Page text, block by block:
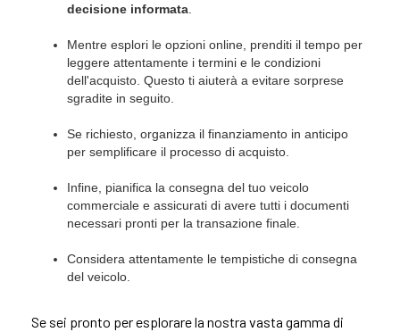
decisione informata
Mentre esplori le opzioni online, prenditi il tempo per
leggere attentamente i termini e le condizioni
dell'acquisto. Questo ti aiuterà a evitare sorprese
sgradite in seguito.
Se richiesto, organizza il finanziamento in anticipo
per semplificare il processo di acquisto.
Infine, pianifica la consegna del tuo veicolo
commerciale e assicurati di avere tutti i documenti
necessari pronti per la transazione finale.
Considera attentamente le tempistiche di consegna
del veicolo.
Se sei pronto per esplorare la nostra vasta gamma di